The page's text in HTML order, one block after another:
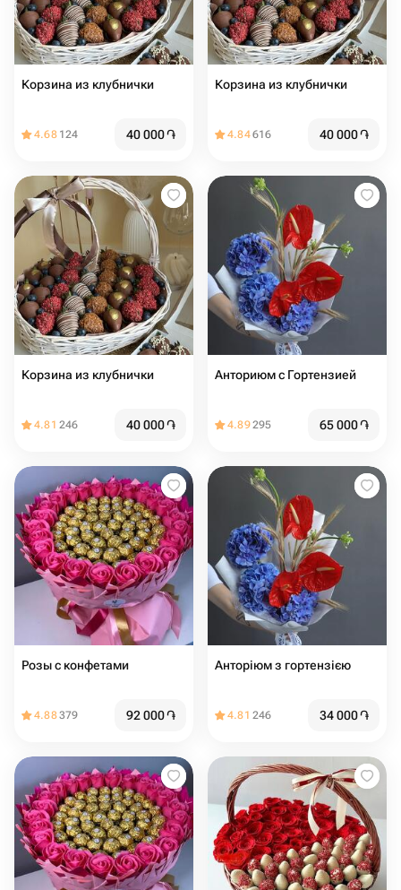
Корзина из клубнички
4.68 124 40 000֏
Корзина из клубнички
4.84616 40 000֏
Корзина из клубнички
4.81 246 40 000֏
Анториюм с Гортензией
4.89295 65 000֏
Розы с конфетами
4.88379 92 000֏
Анторіюм з гортензією
4.81 246 34 000֏